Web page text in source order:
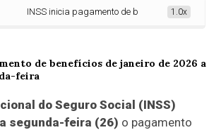
INSS inicia pagamento de benefícios de janeiro
1.0x
do Seguro Social (INSS)
segunda-feira (26) o pagamento